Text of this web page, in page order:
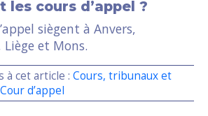
les cours d’appel ?
siègent à Anvers,
Liège et Mons.
à cet article : Cours, tribunaux et
Cour d’appel